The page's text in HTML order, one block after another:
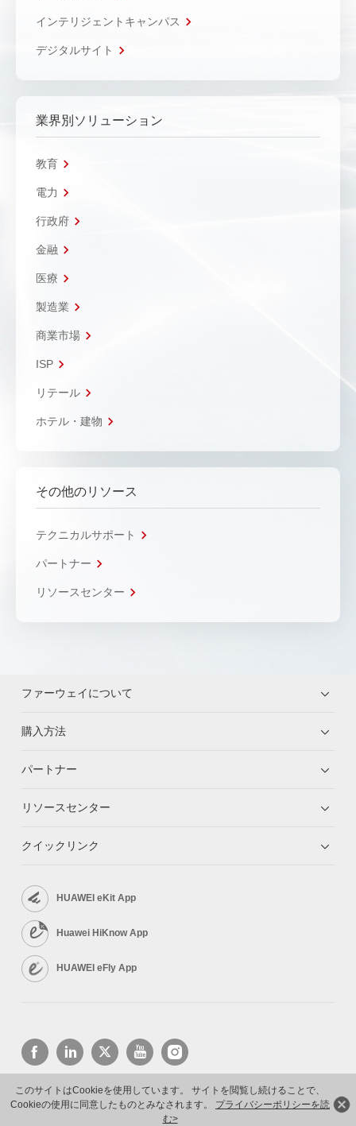
このサイトはCookieを使用しています。 サイトを閲覧し続けることで、
Cookieの使用に同意したものとみなされます。 プライバシーポリシーを読
む>
インテリジェントキャンパス
デジタルサイト
業界別ソリューション
教育
電力
行政府
金融
医療
製造業
商業市場
ISP
リテール
ホテル・建物
その他のリソース
テクニカルサポート
パートナー
リソースセンター
ファーウェイについて
購入方法
パートナー
リソースセンター
クイックリンク
HUAWEI eKit App
Huawei HiKnow App
HUAWEI eFly App
Copyright © 2026 Huawei Technologies Co., Ltd. All rights reserved.
プライバシーポリシー